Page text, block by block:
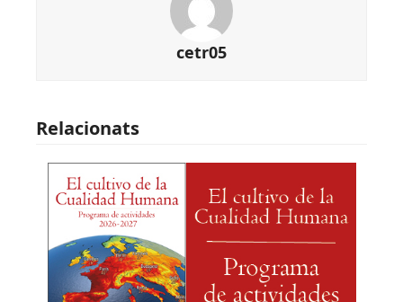
cetr05
Relacionats